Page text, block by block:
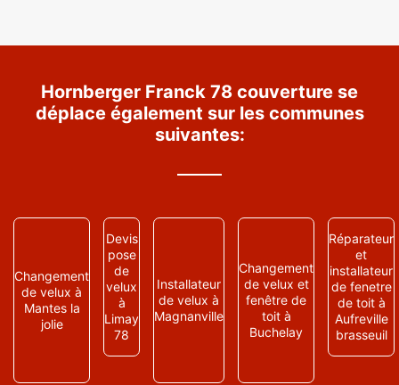
Hornberger Franck 78 couverture se
déplace également sur les communes
suivantes:
Changement
de velux à
Mantes la
jolie
Devis
pose
de
velux
à
Limay
78
Installateur
de velux à
Magnanville
Changement
de velux et
fenêtre de
toit à
Buchelay
Réparateur
et
installateur
de fenetre
de toit à
Aufreville
brasseuil